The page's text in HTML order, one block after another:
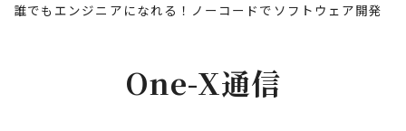
誰でもエンジニアになれる！ノーコードでソフトウェア開発
One-X通信